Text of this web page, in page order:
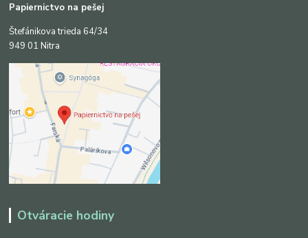
Papiernictvo na pešej
Štefánikova trieda 64/34
949 01 Nitra
Otváracie hodiny